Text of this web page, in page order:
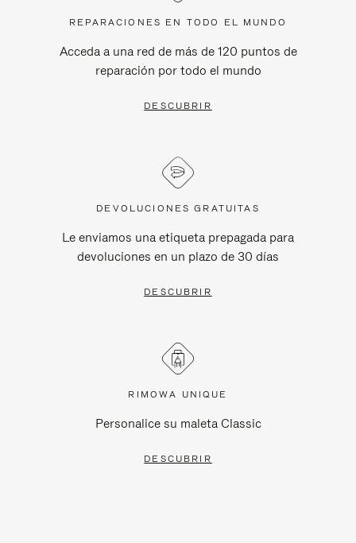
REPARACIONES EN TODO EL MUNDO
Acceda a una red de más de 120 puntos de
reparación por todo el mundo
DESCUBRIR
DEVOLUCIONES GRATUITAS
Le enviamos una etiqueta prepagada para
devoluciones en un plazo de 30 días
DESCUBRIR
RIMOWA UNIQUE
Personalice su maleta Classic
DESCUBRIR